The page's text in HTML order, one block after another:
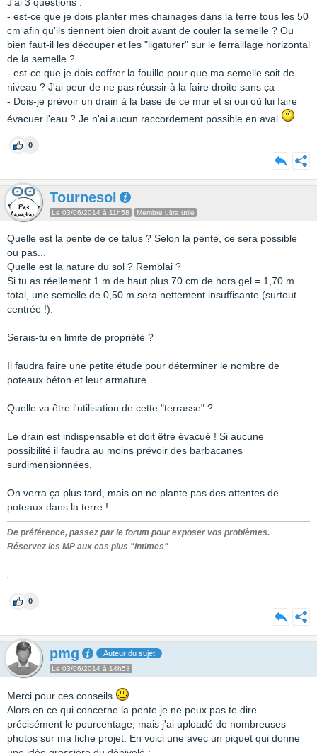
- est-ce que je dois planter mes chainages dans la terre tous les 50
cm afin qu'ils tiennent bien droit avant de couler la semelle ? Ou
bien faut-il les découper et les "ligaturer" sur le ferraillage horizontal
de la semelle ?
- est-ce que je dois coffrer la fouille pour que ma semelle soit de
niveau ? J'ai peur de ne pas réussir à la faire droite sans ça
- Dois-je prévoir un drain à la base de ce mur et si oui où lui faire
évacuer l'eau ? Je n'ai aucun raccordement possible en aval.
0
Tournesol
Le 03/06/2014 à 11h58 Membre ultra utile
Quelle est la pente de ce talus ? Selon la pente, ce sera possible
ou pas...
Quelle est la nature du sol ? Remblai ?
Si tu as réellement 1 m de haut plus 70 cm de hors gel = 1,70 m
total, une semelle de 0,50 m sera nettement insuffisante (surtout
centrée !).
Serais-tu en limite de propriété ?
Il faudra faire une petite étude pour déterminer le nombre de
poteaux béton et leur armature.
Quelle va être l'utilisation de cette "terrasse" ?
Le drain est indispensable et doit être évacué ! Si aucune
possibilité il faudra au moins prévoir des barbacanes
surdimensionnées.
On verra ça plus tard, mais on ne plante pas des attentes de
poteaux dans la terre !
De préférence, passez par le forum pour exposer vos problèmes.
Réservez les MP aux cas plus "intimes"
.
0
pmg Auteur du sujet
Le 03/06/2014 à 14h53
Merci pour ces conseils
Alors en ce qui concerne la pente je ne peux pas te dire
précisément le pourcentage, mais j'ai uploadé de nombreuses
photos sur ma fiche projet. En voici une avec un piquet qui donne